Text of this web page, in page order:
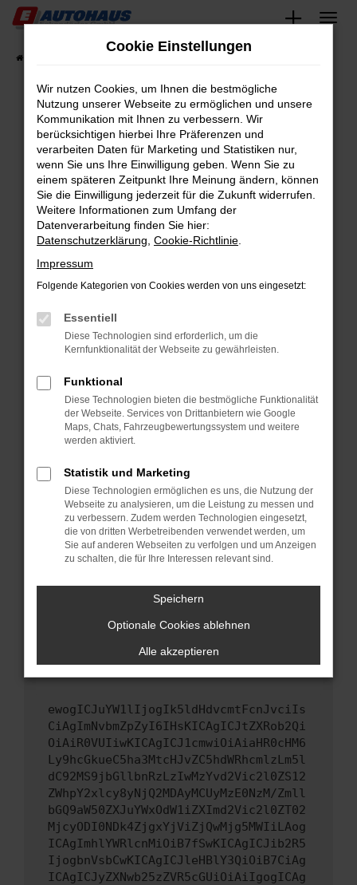
Zum
springen
Fahrzeugsuche
Fehler: Network Error
Beim Laden ist ein Fehler aufgetreten.
Hier sind ein paar Tipps, die dir helfen können:
Überprüfe deine Firewall und deine
Internetverbindung.
Laden andere Webseiten, zum Beispiel deine
Suchmaschine?
Prüfe deine Browsererweiterungen.
können das Laden bestimmter Seiten
verhindern. Funktioniert die Seite in einem
anderen Browser oder in einem privaten
Starte dein Gerät neu.
Das kann manchmal helfen, vorübergehende
Probleme zu beheben.
Betriebssystem auf dem neuesten Stand
sind.
Veraltete Software birgt nicht nur ein
Sicherheitsrisiko, sondern kann auch dazu
führen, dass bestimmte Funktionen nicht mehr
unterstützt werden.
Wende dich an den Webseitenbetreiber.
Wenn du alle oben genannten Schritte versucht
hast, kontaktiere uns bitte. Wir werden
versuchen, das Problem zu beheben. Du kannst
uns diesen Text schicken, um uns bei der
ewogICJuYW1lIjogIk5ldHdvcmtFcnJvciIs
CiAgImNvbmZpZyI6IHsKICAgICJtZXRob2Qi
OiAiR0VUIiwKICAgICJ1cmwiOiAiaHR0cHM6
Ly9hcGkueC5ha3MtcHJvZC5hdWRhcmlzLm5l
dC92MS9jbGllbnRzLzIwMzYvd2Vic2l0ZS12
ZWhpY2xlcy8yNjQ2MDAyMCUyMzE0NzM/Zmll
bGQ9aW50ZXJuYWxOdW1iZXImd2Vic2l0ZT02
MjcyODI0NDk4ZjgxYjViZjQwMjg5MWIiLAog
ICAgImhlYWRlcnMiOiB7fSwKICAgICJib2R5
IjogbnVsbCwKICAgICJleHBlY3QiOiB7CiAg
ICAgICJyZXNwb25zZVR5cGUiOiAiIgogICAg
Cookie Einstellungen
Wir nutzen Cookies, um Ihnen die bestmögliche
Nutzung unserer Webseite zu ermöglichen und unsere
Kommunikation mit Ihnen zu verbessern. Wir
berücksichtigen hierbei Ihre Präferenzen und
verarbeiten Daten für Marketing und Statistiken nur,
wenn Sie uns Ihre Einwilligung geben. Wenn Sie zu
einem späteren Zeitpunkt Ihre Meinung ändern, können
Sie die Einwilligung jederzeit für die Zukunft widerrufen.
Weitere Informationen zum Umfang der
Datenverarbeitung finden Sie hier:
Datenschutzerklärung Cookie-Richtlinie
Impressum
Folgende Kategorien von Cookies werden von uns eingesetzt:
Essentiell
Diese Technologien sind erforderlich, um die
Kernfunktionalität der Webseite zu gewährleisten.
Funktional
Diese Technologien bieten die bestmögliche Funktionalität
der Webseite. Services von Drittanbietern wie Google
Maps, Chats, Fahrzeugbewertungssystem und weitere
werden aktiviert.
Statistik und Marketing
Diese Technologien ermöglichen es uns, die Nutzung der
Webseite zu analysieren, um die Leistung zu messen und
zu verbessern. Zudem werden Technologien eingesetzt,
die von dritten Werbetreibenden verwendet werden, um
Sie auf anderen Webseiten zu verfolgen und um Anzeigen
zu schalten, die für Ihre Interessen relevant sind.
Speichern
Optionale Cookies ablehnen
Alle akzeptieren